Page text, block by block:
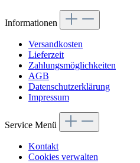
Informationen
Versandkosten
Lieferzeit
Zahlungsmöglichkeiten
AGB
Datenschutzerklärung
Impressum
Service Menü
Kontakt
Cookies verwalten